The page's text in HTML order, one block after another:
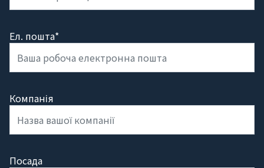
Ел. пошта*
Компанія
Посада